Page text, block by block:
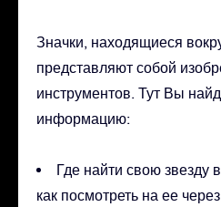
Значки, находящиеся
представляют собой
инструментов. Тут Вы
информацию:
Где найти свою звезду
как посмотреть на ее